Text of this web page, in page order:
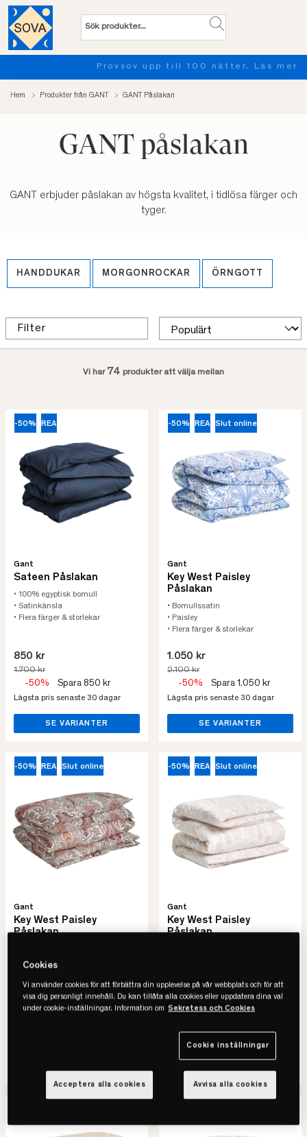
Provsov upp till 100 nätter. Läs mer
Hem Produkter från GANT GANT Påslakan
GANT påslakan
GANT erbjuder påslakan av högsta kvalitet, i tidlösa färger och
tyger.
HANDDUKAR MORGONROCKAR ÖRNGOTT
Filter
Vi har 74 produkter att välja mellan
-50% REA
Gant
Sateen Påslakan
• 100% egyptisk bomull
• Satinkänsla
• Flera färger & storlekar
850 kr
1.700 kr
-50% Spara 850 kr
Lägsta pris senaste 30 dagar
SE VARIANTER
-50% REA Slut online
Gant
Key West Paisley
Påslakan
• Bomullssatin
• Paisley
• Flera färger & storlekar
1.050 kr
2.100 kr
-50% Spara 1.050 kr
Lägsta pris senaste 30 dagar
SE VARIANTER
-50% REA Slut online
Gant
Key West Paisley
Påslakan
• Paisley
1.050 kr
2.100 kr
-50% REA Slut online
Gant
Key West Paisley
Påslakan
1.050 kr
2.100 kr
Lägsta pris senaste 30 dagar
Cookies
Vi använder cookies för att förbättra din upplevelse på vår webbplats och för att
visa dig personligt innehåll. Du kan tillåta alla cookies eller uppdatera dina val
under cookie-inställningar. Information om Sekretess och Cookies
Cookie inställningar
Avvisa alla cookies
Acceptera alla cookies